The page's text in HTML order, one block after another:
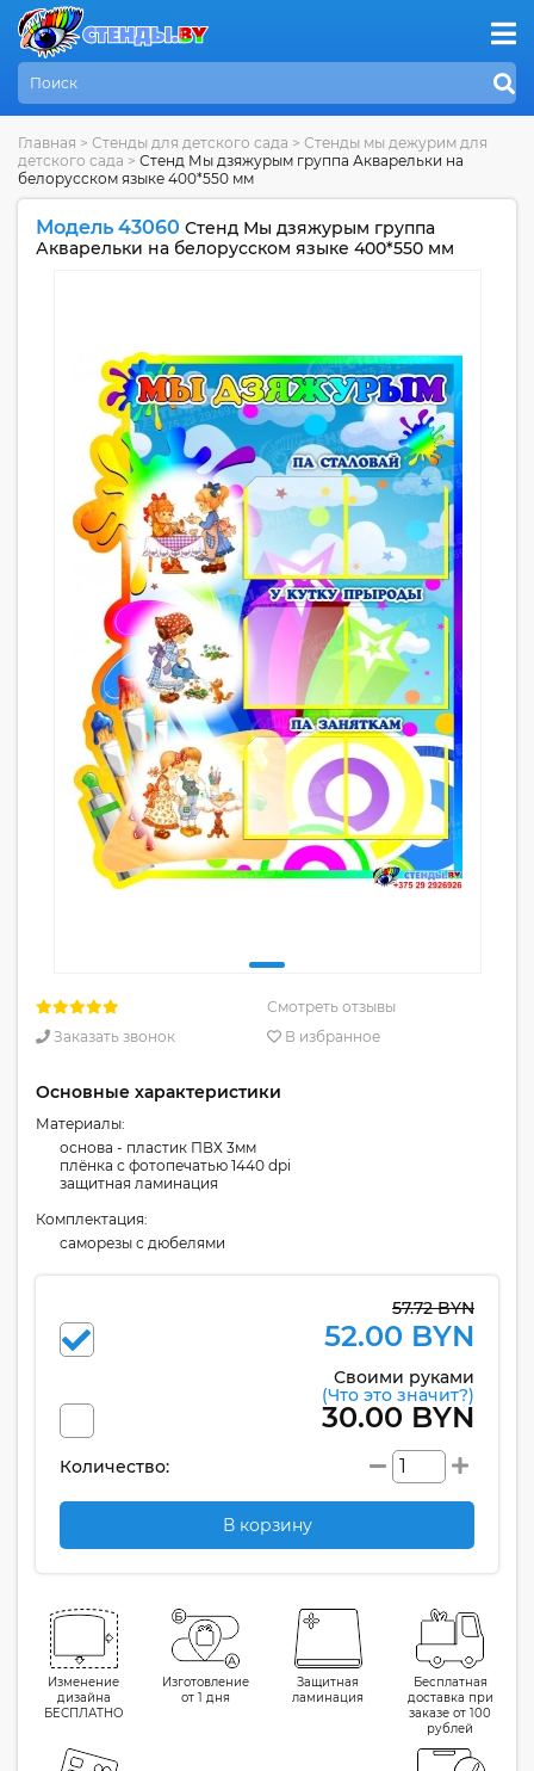
Главная > Стенды для детского сада > Стенды мы дежурим для
детского сада > Стенд Мы дзяжурым группа Акварельки на
белорусском языке 400*550 мм
Модель 43060 Стенд Мы дзяжурым группа
Акварельки на белорусском языке 400*550 мм
Смотреть отзывы
Заказать звонок
В избранное
Основные характеристики
Материалы:
основа - пластик ПВХ 3мм
плёнка с фотопечатью 1440 dpi
защитная ламинация
Комплектация:
cаморезы с дюбелями
57.72 BYN
52.00 BYN
Своими руками
(Что это значит?)
30.00 BYN
Количество:
В корзину
Изменение
дизайна
БЕСПЛАТНО
Изготовление
от 1 дня
Защитная
ламинация
Бесплатная
доставка при
заказе от 100
рублей